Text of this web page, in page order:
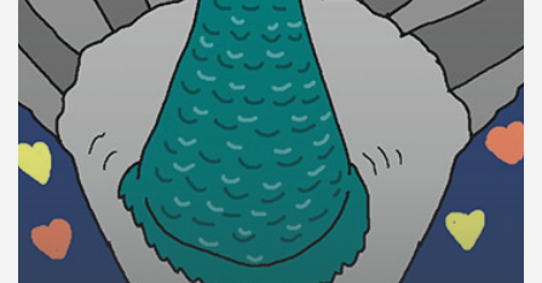
เพลง
บทความ
และ
กิจกรรม